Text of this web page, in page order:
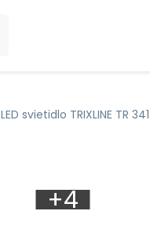
LED svietidlo TRIXLINE TR 341